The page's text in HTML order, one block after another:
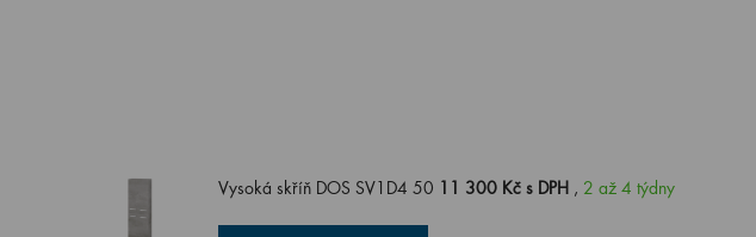
Vysoká skříň DOS SV1D4 50 11 300 Kč s DPH , 2 až 4 týdny